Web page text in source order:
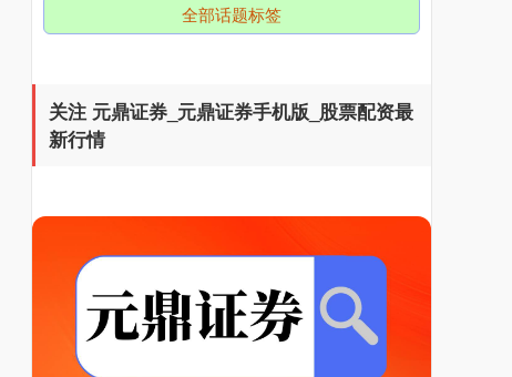
全部话题标签
关注 元鼎证券_元鼎证券手机版_股票配资最
新行情